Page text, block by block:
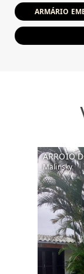
ARMÁRIO
ARROIO
Malinsky